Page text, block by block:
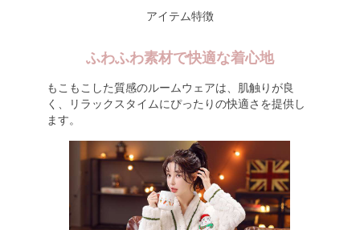
アイテム特徴
ふわふわ素材で快適な着心地
もこもこした質感のルームウェアは、肌触りが良
く、リラックスタイムにぴったりの快適さを提供し
ます。